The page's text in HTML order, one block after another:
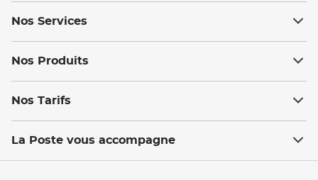
Nos Services
Nos Produits
Nos Tarifs
La Poste vous accompagne